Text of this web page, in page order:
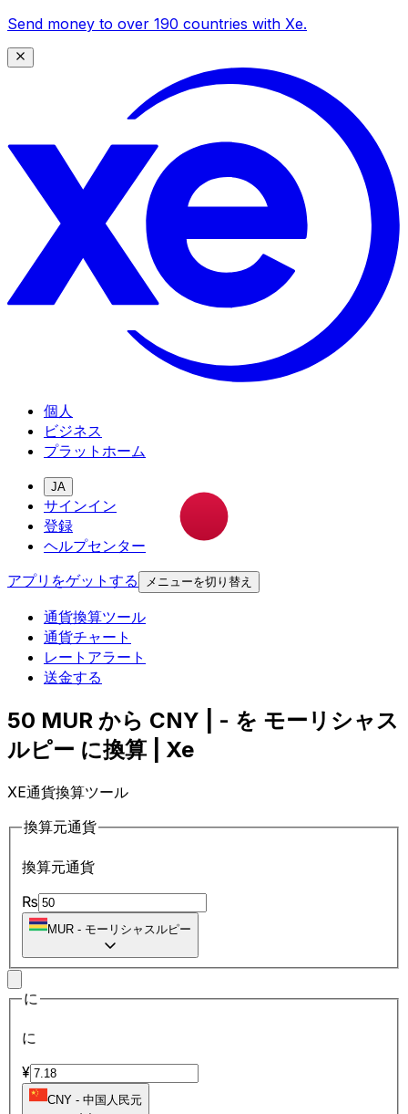
Send money to over 190 countries with Xe.
個人
ビジネス
プラットホーム
JA
サインイン
登録
ヘルプセンター
アプリをゲットする
メニューを切り替え
通貨換算ツール
通貨チャート
レートアラート
送金する
50 MUR から CNY | - を モーリシャス
ルピー に換算 | Xe
XE通貨換算ツール
換算元通貨
換算元通貨
₨
MUR - モーリシャスルピー
に
に
¥
CNY - 中国人民元